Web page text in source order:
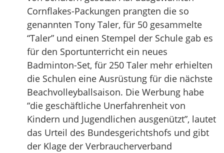
Cornflakes-Packungen prangten die so
genannten Tony Taler, für 50 gesammelte
“Taler” und einen Stempel der Schule gab es
für den Sportunterricht ein neues
Badminton-Set, für 250 Taler mehr erhielten
die Schulen eine Ausrüstung für die nächste
Beachvolleyballsaison. Die Werbung habe
“die geschäftliche Unerfahrenheit von
Kindern und Jugendlichen ausgenützt”, lautet
das Urteil des Bundesgerichtshofs und gibt
der Klage der Verbraucherverband